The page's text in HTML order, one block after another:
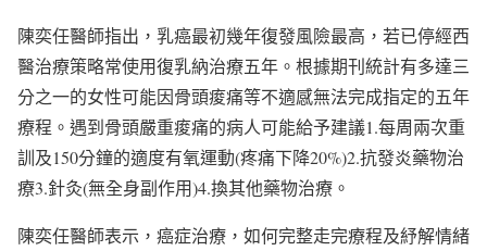
陳奕任醫師指出，乳癌最初幾年復發風險最高，若已停經西
醫治療策略常使用復乳納治療五年。根據期刊統計有多達三
分之一的女性可能因骨頭痠痛等不適感無法完成指定的五年
療程。遇到骨頭嚴重痠痛的病人可能給予建議1.每周兩次重
訓及150分鐘的適度有氧運動(疼痛下降20%)2.抗發炎藥物治
療3.針灸(無全身副作用)4.換其他藥物治療。
陳奕任醫師表示，癌症治療，如何完整走完療程及紓解情緒